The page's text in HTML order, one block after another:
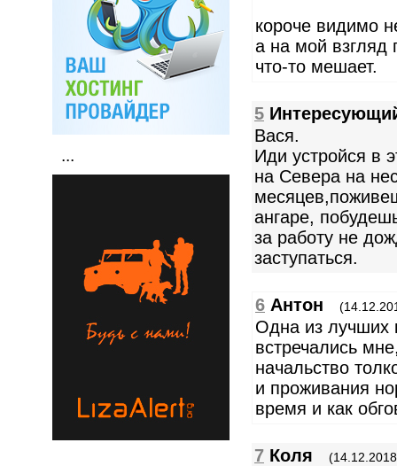
...
короче видимо
а на мой взгляд
что-то мешает.
5
Вася.
Иди устройся в
на Севера на
ангаре,
за работу не
заступаться.
6 Антон
Одна из лучших
встречались
начальство
и проживания
время и как
7 Коля